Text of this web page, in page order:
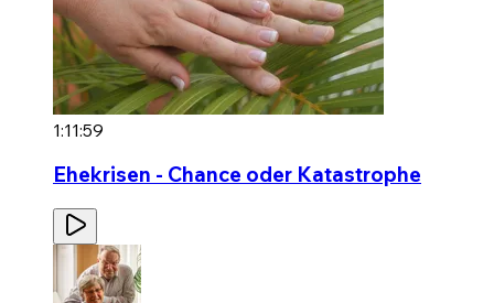
1:11:59
Ehekrisen - Chance oder Katastrophe